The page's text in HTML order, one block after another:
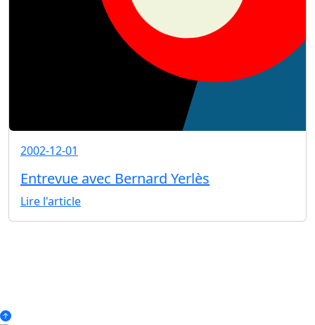
2002-12-01
Entrevue avec Bernard Yerlès
Lire l'article